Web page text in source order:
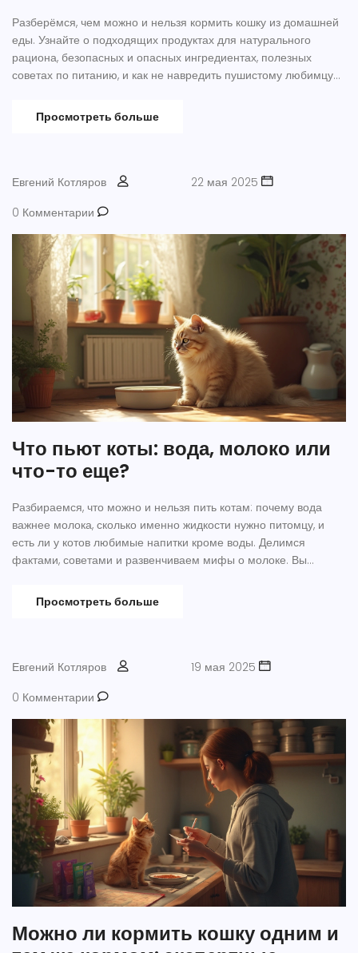
Разберёмся, чем можно и нельзя кормить кошку из домашней
еды. Узнайте о подходящих продуктах для натурального
рациона, безопасных и опасных ингредиентах, полезных
советах по питанию, и как не навредить пушистому любимцу
Просмотреть больше
Евгений Котляров
22 мая 2025
0 Комментарии
Что пьют коты: вода, молоко или
что-то еще?
Разбираемся, что можно и нельзя пить котам: почему вода
важнее молока, сколько именно жидкости нужно питомцу, и
есть ли у котов любимые напитки кроме воды. Делимся
фактами, советами и развенчиваем мифы о молоке. Вы
и как обезопасить питомца от обезвоживания. Простые
объяснения, реальные наблюдения, конкретные советы для
Просмотреть больше
Евгений Котляров
19 мая 2025
0 Комментарии
Можно ли кормить кошку одним и